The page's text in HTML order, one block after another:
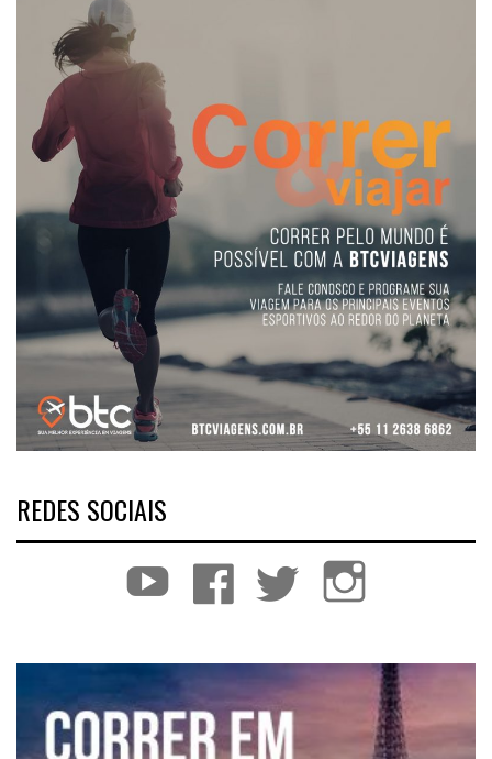
REDES SOCIAIS
YouTube Facebook Twitter